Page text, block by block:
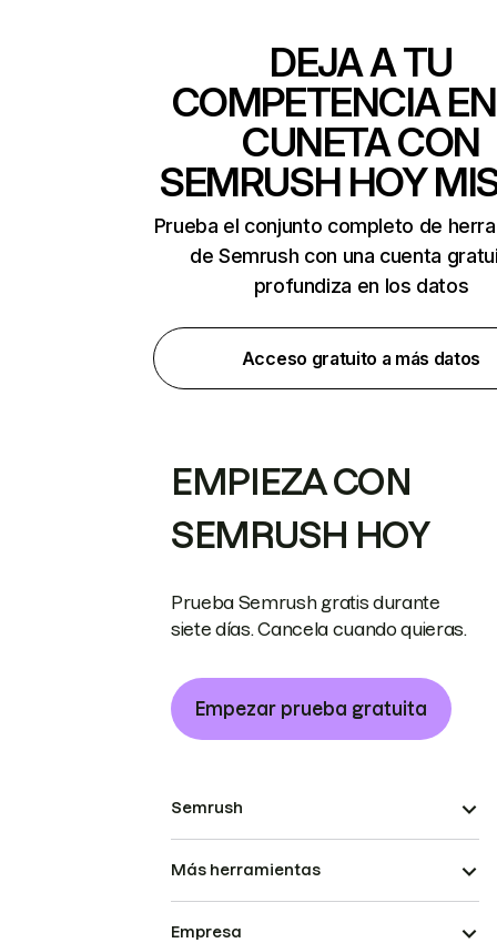
DEJA A TU
COMPETENCIA
CUNETA CON
SEMRUSH HOY
Prueba el conjunto completo de
de Semrush con una cuenta
profundiza en los datos
Acceso gratuito a más datos
EMPIEZA CON
SEMRUSH HOY
Prueba Semrush gratis durante
siete días. Cancela cuando quieras.
Empezar prueba gratuita
Semrush
Más herramientas
Empresa